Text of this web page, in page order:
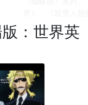
：世界英